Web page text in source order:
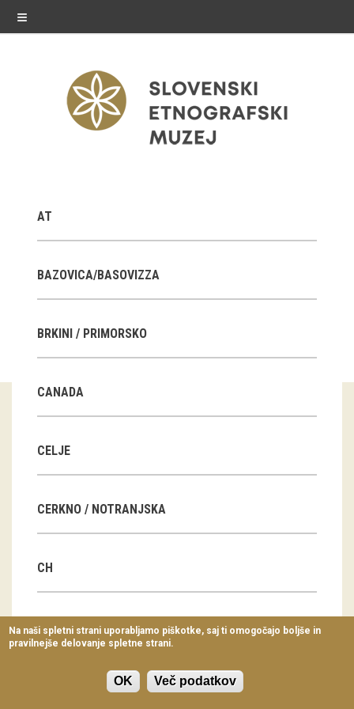
≡
Stalne razstave
Občasne razstave
E-razstave
Arhiv razstav
dogodki
Predavanja
Delavnice
Vodeni ogledi
AT
BAZOVICA/BASOVIZZA
BRKINI / PRIMORSKO
CANADA
CELJE
CERKNO / NOTRANJSKA
CH
CN
Na naši spletni strani uporabljamo piškotke, saj ti omogočajo boljše in
pravilnejše delovanje spletne strani.
OK Več podatkov